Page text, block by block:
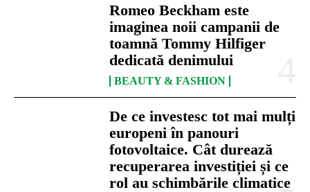
Romeo Beckham este
imaginea noii campanii de
toamnă Tommy Hilfiger
dedicată denimului
BEAUTY & FASHION
De ce investesc tot mai mulți
europeni în panouri
fotovoltaice. Cât durează
recuperarea investiției și ce
rol au schimbările climatice